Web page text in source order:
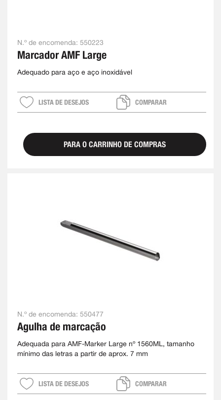
N.º de encomenda: 550223
Marcador AMF Large
Adequado para aço e aço inoxidável
LISTA DE DESEJOS COMPARAR
PARA O CARRINHO DE COMPRAS
N.º de encomenda: 550477
Agulha de marcação
Adequada para AMF-Marker Large nº 1560ML, tamanho
mínimo das letras a partir de aprox. 7 mm
LISTA DE DESEJOS COMPARAR